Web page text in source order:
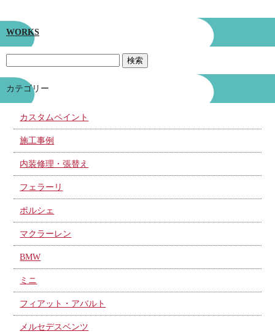
WORKS
カテゴリー
カスタムペイント
施工事例
内装修理・張替え
フェラーリ
ポルシェ
マクラーレン
BMW
ミニ
フィアット・アバルト
メルセデスベンツ